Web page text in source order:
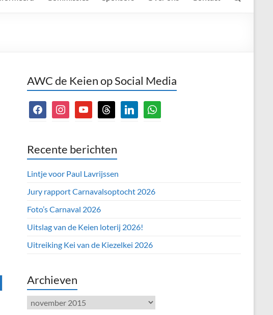
AWC de Keien op Social Media
facebookinstagramyoutubethreads linkedinwhatsapp
Recente berichten
Lintje voor Paul Lavrijssen
Jury rapport Carnavalsoptocht 2026
Foto’s Carnaval 2026
Uitslag van de Keien loterij 2026!
Uitreiking Kei van de Kiezelkei 2026
Archieven
Archieven